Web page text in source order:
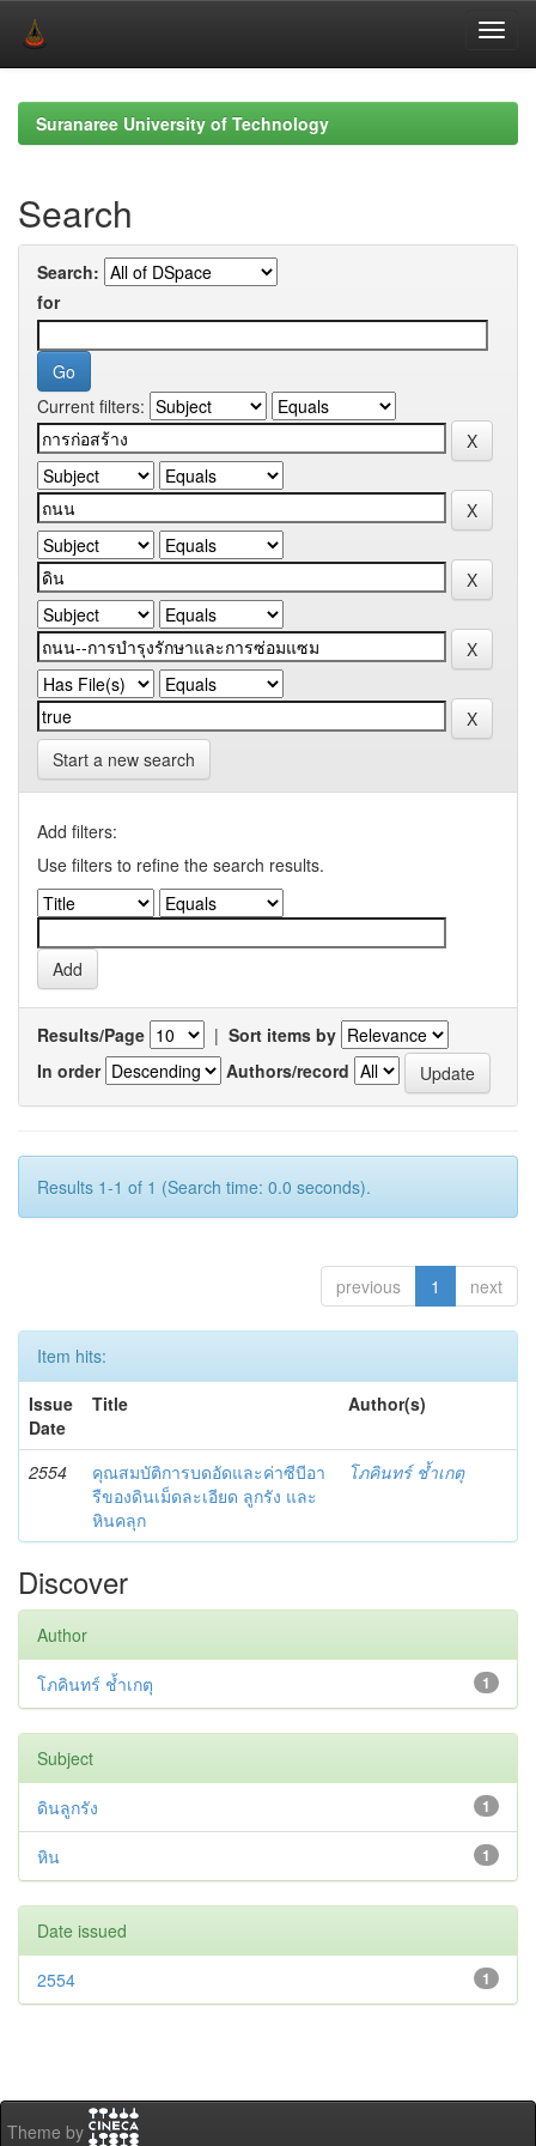
navigationSuranaree University of Technology
Search
Search:
for
Current filters:
Start a new search
Add filters:
Use filters to refine the search results.
Results/Page | Sort items by
In order
Authors/record
Results 1-1 of 1 (Search time: 0.0 seconds).
previous 1 next
Item hits:
Issue
Date
Title Author(s)
2554
คุณสมบัติการบดอัดและค่าซีบีอา
รืของดินเม็ดละเอียด ลูกรัง และ
หินคลุก
โภคินทร์ ช้ำเกตุ
Discover
Author
1
โภคินทร์ ช้ำเกตุ
Subject
1
ดินลูกรัง
1
หิน
Date issued
1
2554
Theme by